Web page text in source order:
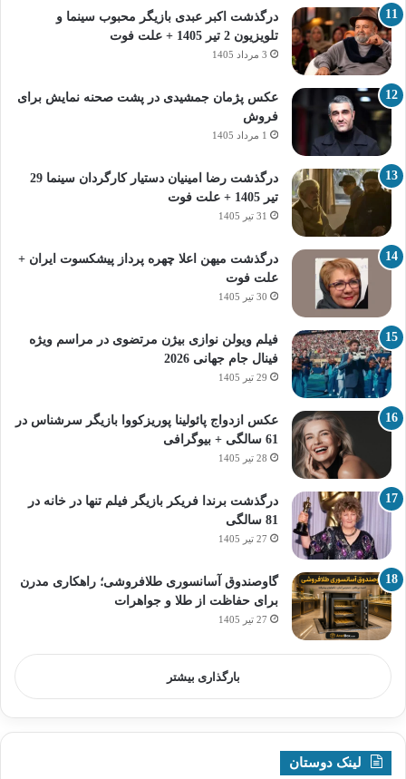
درگذشت اکبر عبدی بازیگر محبوب سینما و
تلویزیون 2 تیر 1405 + علت فوت
3 مرداد 1405
عکس پژمان جمشیدی در پشت صحنه نمایش برای
فروش
1 مرداد 1405
درگذشت رضا امینیان دستیار کارگردان سینما 29
تیر 1405 + علت فوت
31 تیر 1405
درگذشت میهن اعلا چهره پرداز پیشکسوت ایران +
علت فوت
30 تیر 1405
فیلم ویولن نوازی بیژن مرتضوی در مراسم ویژه
فینال جام جهانی 2026
29 تیر 1405
عکس ازدواج پائولینا پوریزکووا بازیگر سرشناس در
61 سالگی + بیوگرافی
28 تیر 1405
درگذشت برندا فریکر بازیگر فیلم تنها در خانه در
81 سالگی
27 تیر 1405
گاوصندوق آسانسوری طلافروشی؛ راهکاری مدرن
برای حفاظت از طلا و جواهرات
27 تیر 1405
بارگذاری بیشتر
لینک دوستان